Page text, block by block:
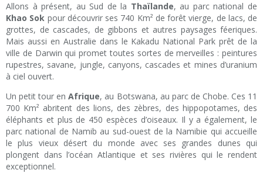
Allons à présent, au Sud de la Thaïlande, au parc national de
Khao Sok pour découvrir ses 740 Km² de forêt vierge, de lacs, de
grottes, de cascades, de gibbons et autres paysages féeriques.
Mais aussi en Australie dans le Kakadu National Park prêt de la
ville de Darwin qui promet toutes sortes de merveilles : peintures
rupestres, savane, jungle, canyons, cascades et mines d’uranium
à ciel ouvert.
Un petit tour enAfrique, au Botswana, au parc de Chobe. Ces 11
700 Km² abritent des lions, des zèbres, des hippopotames, des
éléphants et plus de 450 espèces d’oiseaux. Il y a également, le
parc national de Namib au sud-ouest de la Namibie qui accueille
le plus vieux désert du monde avec ses grandes dunes qui
plongent dans l’océan Atlantique et ses rivières qui le rendent
exceptionnel.